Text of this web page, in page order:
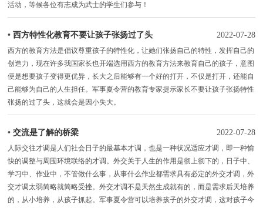
活动，等候各位有志成为武士的学生们参与！
•西方特性化教育不要让孩子张扬过了头 2022-07-28
西方的教育方法是倡议尊重孩子的特性化，让她们张扬自己的特性，发挥自己的
创造力，现在许多我国家长也开端选用西方的教育方法来教育自己的孩子，意图
便是想要孩子变得更优异，长大之后能够有一个好的打开，不仅是打开，还能自
己能够为自己的人生担任。军事夏令营的教育专家提示家长不要让孩子张扬特性
张扬的过了头，这就会是因小失大。
•交流是了解的桥梁 2022-07-28
人际交往才调是人们社会日子的最基本才调，也是一种状况适应才调，即一种愉
快的调整与周围环境联络的才调。外交关于人生的作用是彻上彻下的，日子中、
学习中、作业中，不管做什么事，从事什么作业都需求具有必定的外交才调，外
交才调太弱简略就简略受挫。外交才调不是天然生成就有的，而是需求后天培养
的，从小培养，从孩子抓起。军事夏令营可以培养孩子的外交才调，这对孩子今